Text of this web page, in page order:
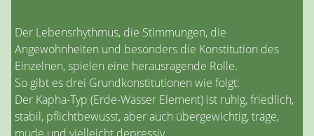
Der Lebensrhythmus, die Stimmungen, die
Angewohnheiten und besonders die Konstitution des
Einzelnen, spielen eine herausragende Rolle.
So gibt es drei Grundkonstitutionen wie folgt:
Der Kapha-Typ (Erde-Wasser Element) ist ruhig, friedlich,
stabil, pflichtbewusst, aber auch übergewichtig, träge,
müde und vielleicht depressiv.